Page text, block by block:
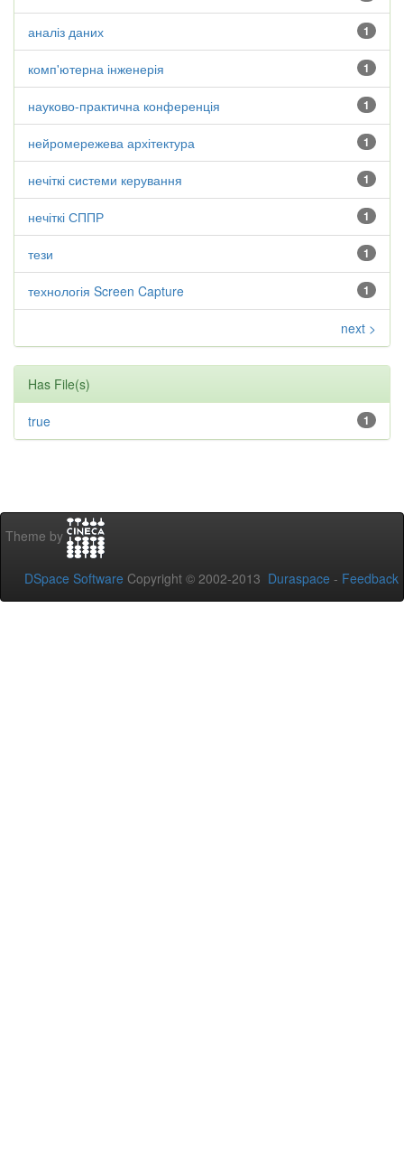
1
аналіз даних
1
комп'ютерна інженерія
1
науково-практична конференція
1
нейромережева архітектура
1
нечіткі системи керування
1
нечіткі СППР
1
тези
1
технологія Screen Capture
next >
Has File(s)
1
true
Theme by
DSpace Software Copyright © 2002-2013 Duraspace - Feedback